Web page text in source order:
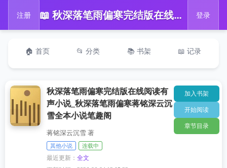
注册 📖 秋深落笔雨偏寒完结版在线阅读有声小说_秋深落笔雨偏寒蒋铭深云沉雪全本小说笔趣阁 登录
🏠 首页 📂 分类 📚 书架 📖 记录
秋深落笔雨偏寒完结版在线阅读有
声小说_秋深落笔雨偏寒蒋铭深云沉
雪全本小说笔趣阁
蒋铭深云沉雪 著
其他小说 连载中
最近更新：全文
加入书架
开始阅读
章节目录